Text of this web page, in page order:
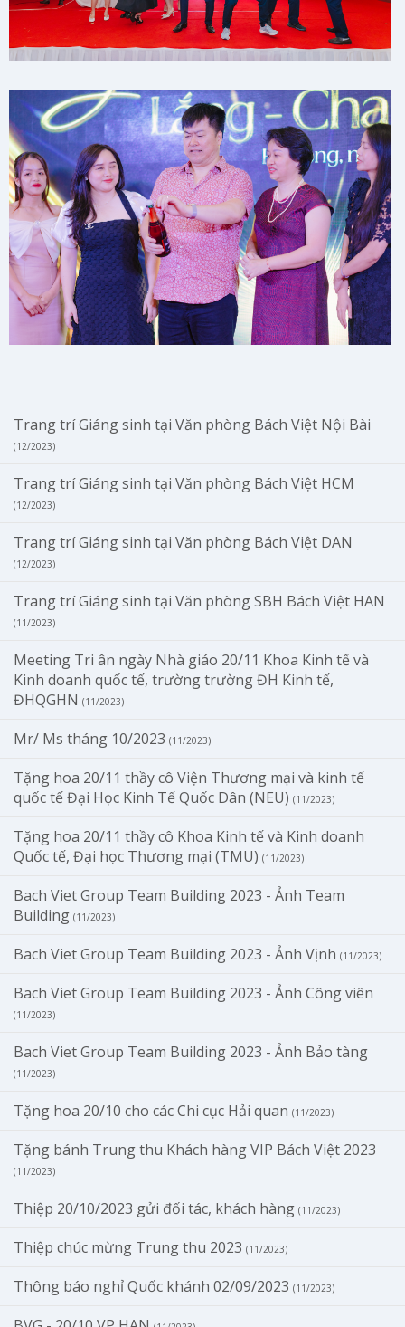
Trang trí Giáng sinh tại Văn phòng Bách Việt Nội Bài
(12/2023)
Trang trí Giáng sinh tại Văn phòng Bách Việt HCM
(12/2023)
Trang trí Giáng sinh tại Văn phòng Bách Việt DAN
(12/2023)
Trang trí Giáng sinh tại Văn phòng SBH Bách Việt HAN
(11/2023)
Meeting Tri ân ngày Nhà giáo 20/11 Khoa Kinh tế và
Kinh doanh quốc tế, trường trường ĐH Kinh tế,
ĐHQGHN (11/2023)
Mr/ Ms tháng 10/2023 (11/2023)
Tặng hoa 20/11 thầy cô Viện Thương mại và kinh tế
quốc tế Đại Học Kinh Tế Quốc Dân (NEU) (11/2023)
Tặng hoa 20/11 thầy cô Khoa Kinh tế và Kinh doanh
Quốc tế, Đại học Thương mại (TMU) (11/2023)
Bach Viet Group Team Building 2023 - Ảnh Team
Building (11/2023)
Bach Viet Group Team Building 2023 - Ảnh Vịnh (11/2023)
Bach Viet Group Team Building 2023 - Ảnh Công viên
(11/2023)
Bach Viet Group Team Building 2023 - Ảnh Bảo tàng
(11/2023)
Tặng hoa 20/10 cho các Chi cục Hải quan (11/2023)
Tặng bánh Trung thu Khách hàng VIP Bách Việt 2023
(11/2023)
Thiệp 20/10/2023 gửi đối tác, khách hàng (11/2023)
Thiệp chúc mừng Trung thu 2023 (11/2023)
Thông báo nghỉ Quốc khánh 02/09/2023 (11/2023)